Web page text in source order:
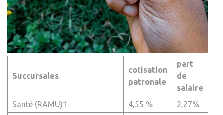
Succursales
cotisation
patronale
part
de
salaire
Santé (RAMU)1
4,55 %
2,27%